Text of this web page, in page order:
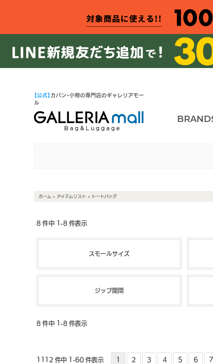
【公式】 カバン・小物の専門店のギャレリアモー
ル
ホーム > アイテムリスト > トートバッグ
8 件中 1-8 件表示
スモールサイズ
ジップ開閉
8 件中 1-8 件表示
1112 件中 1-60 件表示 2 3 4 5 6 7